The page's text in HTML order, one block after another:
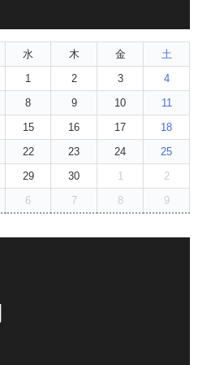
水 木 金
土
1 2 3
4
8 9 10
11
15 16 17
18
22 23 24
25
29 30 1
2
6 7 8 9